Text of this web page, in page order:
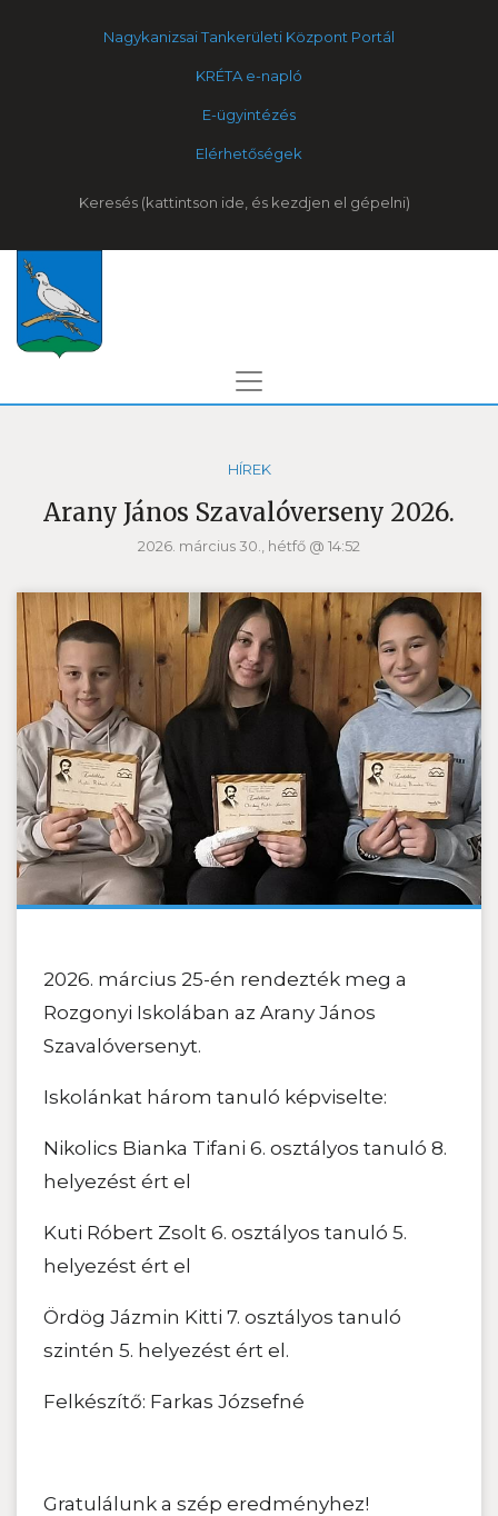
Nagykanizsai Tankerületi Központ Portál
KRÉTA e-napló
E-ügyintézés
Elérhetőségek
Keresés
HÍREK
Arany János Szavalóverseny 2026.
2026. március 30., hétfő @ 14:52
2026. március 25-én rendezték meg a
Rozgonyi Iskolában az Arany János
Szavalóversenyt.
Iskolánkat három tanuló képviselte:
Nikolics Bianka Tifani 6. osztályos tanuló 8.
helyezést ért el
Kuti Róbert Zsolt 6. osztályos tanuló 5.
helyezést ért el
Ördög Jázmin Kitti 7. osztályos tanuló
szintén 5. helyezést ért el.
Felkészítő: Farkas Józsefné
Gratulálunk a szép eredményhez!